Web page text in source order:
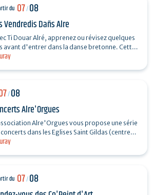
du 07/08
Vendredis Dañs Alre
Ti Douar Alré, apprenez ou révisez quelques
avant d'entrer dans la danse bretonne. Cette
est suivie d'un fest-noz animé par un…
/08
Alre'Orgues
Alre'Orgues vous propose une série
dans les Eglises Saint Gildas (centre-
du 07/08